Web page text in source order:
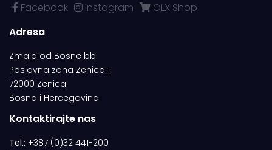
Facebook Instagram
OLX Shop
Adresa
Zmaja od Bosne bb
Poslovna zona Zenica 1
72000 Zenica
Bosna i Hercegovina
Kontaktirajte nas
Tel.: +387 (0)32 441-200